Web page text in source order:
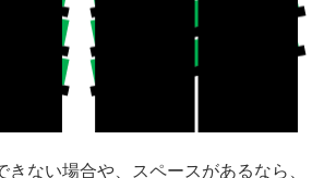
きない場合や、スペースがあるなら、